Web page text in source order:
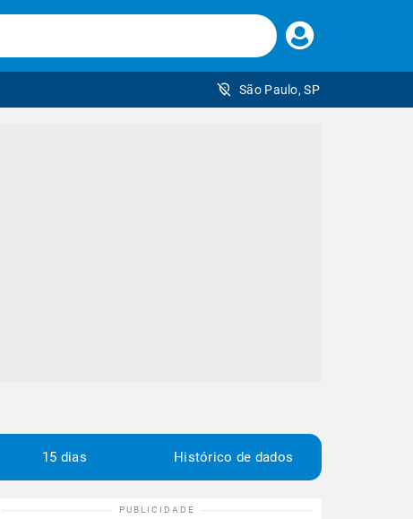
Faça
seu
São Paulo, SP
15 dias Histórico de dados